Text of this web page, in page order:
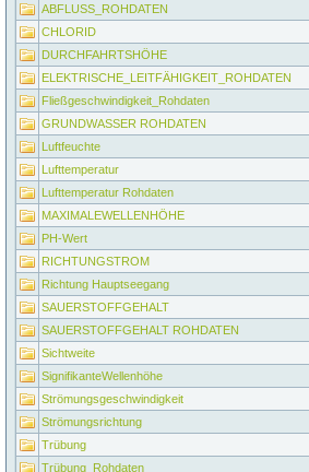
ABFLUSS_ROHDATEN
CHLORID
DURCHFAHRTSHÖHE
ELEKTRISCHE_LEITFÄHIGKEIT_ROHDATEN
Fließgeschwindigkeit_Rohdaten
GRUNDWASSER ROHDATEN
Luftfeuchte
Lufttemperatur
Lufttemperatur Rohdaten
MAXIMALEWELLENHÖHE
PH-Wert
RICHTUNGSTROM
Richtung Hauptseegang
SAUERSTOFFGEHALT
SAUERSTOFFGEHALT ROHDATEN
Sichtweite
SignifikanteWellenhöhe
Strömungsgeschwindigkeit
Strömungsrichtung
Trübung
Trübung_Rohdaten